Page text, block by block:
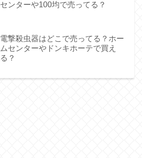
センターや100均で売ってる？
電撃殺虫器はどこで売ってる？ホー
ムセンターやドンキホーテで買え
る？